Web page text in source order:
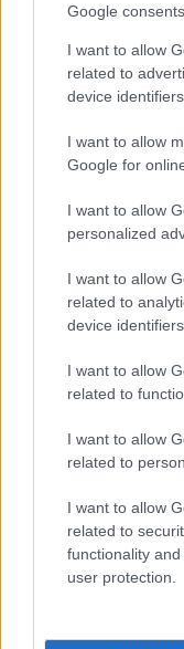
Google consents
I want to allow
related to
device
I want to allow
Google for
I want to allow
personalized
I want to allow
related to
device
I want to allow
related to
I want to allow
related to
I want to allow
related to
functionality
user protection.
Dieta cervello-
Camilla Fiore · 8 Ago 2026
FITNESS